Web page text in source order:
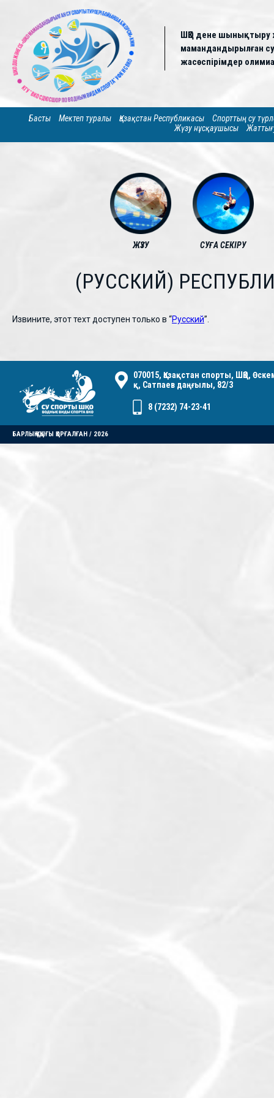
ШҚО дене шынықтыру
мамандандырылған
жасөспірімдер
Басты Мектеп туралы Қазақстан Республикасы
Спорттың су
Жүзу нұсқаушысы
ЖҮЗУ СУҒА СЕКІРУ
(РУССКИЙ)
Извините, этот техт доступен только в “Русский”.
070015, Қазақстан спорты, ШҚО,
қ, Сатпаев даңғылы, 82/3
8 (7232) 74-23-41
БАРЛЫҚ ҚҰҚЫҒЫ ҚОРҒАЛҒАН / 2026